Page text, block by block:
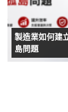
製造業如何建
島問題